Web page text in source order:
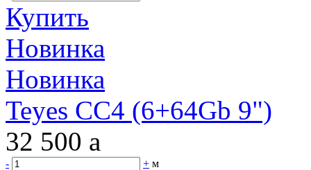
Купить
Новинка
Новинка
Teyes CC4 (6+64Gb 9")
32 500 a
- + м